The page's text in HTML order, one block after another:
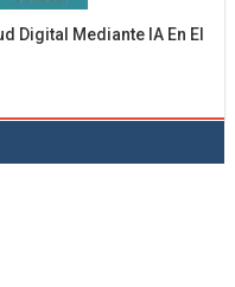
Digital Mediante IA En El